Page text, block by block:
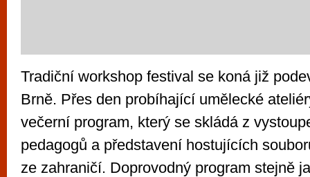
Tradiční workshop festival se koná již
Brně. Přes den probíhající umělecké
večerní program, který se skládá z
pedagogů a představení hostujících
ze zahraničí. Doprovodný program stejně